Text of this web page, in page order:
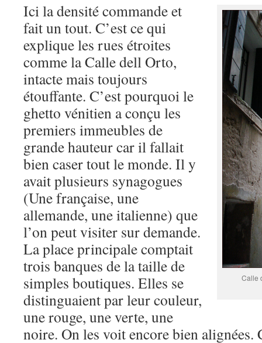
Calle
Ici la densité commande et
fait un tout. C’est ce qui
explique les rues étroites
comme la Calle dell Orto,
intacte mais toujours
étouffante. C’est pourquoi le
ghetto vénitien a conçu les
premiers immeubles de
grande hauteur car il fallait
bien caser tout le monde. Il y
avait plusieurs synagogues
(Une française, une
allemande, une italienne) que
l’on peut visiter sur demande.
La place principale comptait
trois banques de la taille de
simples boutiques. Elles se
distinguaient par leur couleur,
une rouge, une verte, une
noire. On les voit encore bien alignées.